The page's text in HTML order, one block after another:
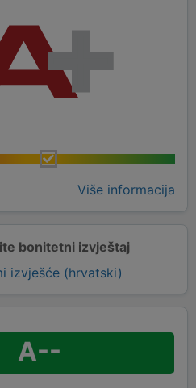
Više informacija
bonitetni izvještaj
izvješće (hrvatski)
A--